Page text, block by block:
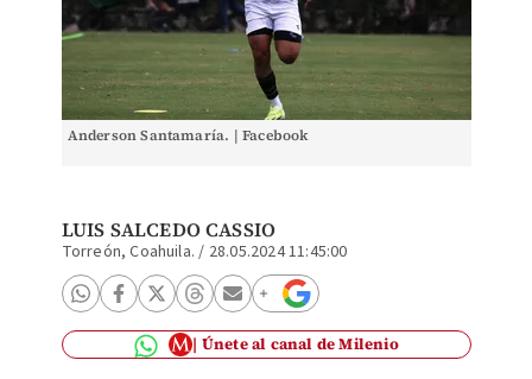
Anderson Santamaría. | Facebook
LUIS SALCEDO CASSIO
Torreón, Coahuila. / 28.05.2024 11:45:00
Únete al canal de Milenio